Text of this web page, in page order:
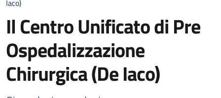
Iaco)
Il Centro Unificato di Pre
Ospedalizzazione
Chirurgica (De Iaco)